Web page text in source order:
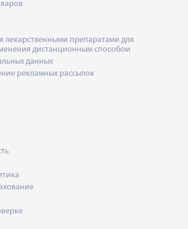
лекарственными препаратами для
дистанционным способом
данных
рекламных рассылок